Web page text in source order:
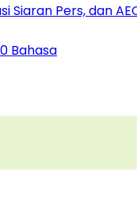
Siaran Pers, dan
Bahasa